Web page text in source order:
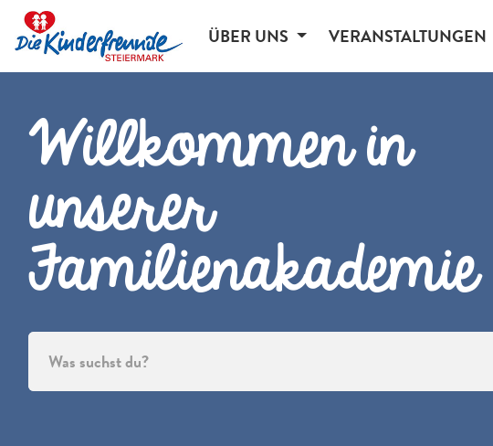
ÜBER UNS VERANSTALTUNGEN
Willkommen in
unserer
Familienakademie
Was suchst du?